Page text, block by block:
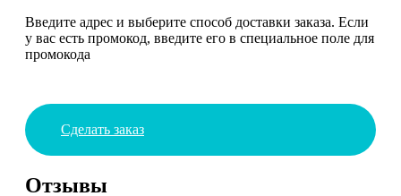
Введите адрес и выберите способ доставки заказа. Если
у вас есть промокод, введите его в специальное поле для
промокода
Сделать заказ
Отзывы